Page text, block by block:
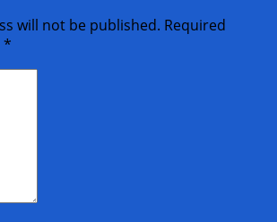
will not be published. Required
*